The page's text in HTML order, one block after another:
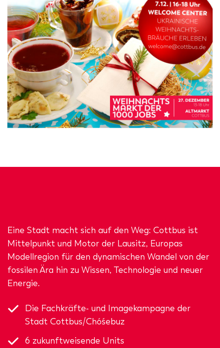
Eine Stadt macht sich auf den Weg: Cottbus ist
Mittelpunkt und Motor der Lausitz, Europas
Modellregion für den dynamischen Wandel von der
fossilen Ära hin zu Wissen, Technologie und neuer
Energie.
Die Fachkräfte- und Imagekampagne der
Stadt Cottbus/Chóśebuz
6 zukunftweisende Units